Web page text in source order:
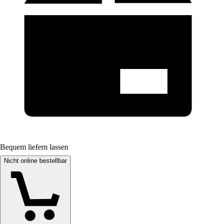
Bequem liefern lassen
Nicht online bestellbar